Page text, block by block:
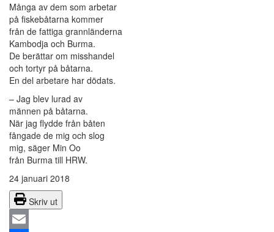
Många av dem som arbetar
på fiskebåtarna kommer
från de fattiga grannländerna
Kambodja och Burma.
De berättar om misshandel
och tortyr på båtarna.
En del arbetare har dödats.
– Jag blev lurad av
männen på båtarna.
När jag flydde från båten
fångade de mig och slog
mig, säger Min Oo
från Burma till HRW.
24 januari 2018
Skriv ut